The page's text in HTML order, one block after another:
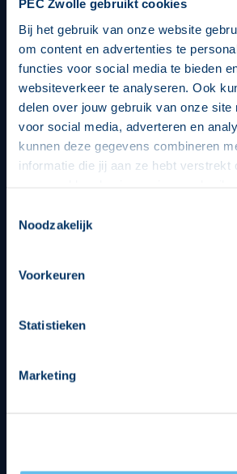
PEC Zwolle gebruikt cookies
Bij het gebruik van onze website
om content en advertenties te
functies voor social media te bieden
websiteverkeer te analyseren. Ook
delen over jouw gebruik van onze site
voor social media, adverteren en
kunnen deze gegevens combineren
informatie die jij aan ze hebt verstrekt
op een veilige en integere wijze. Je
beheren op de privacy- en
Noodzakelijk
Voorkeuren
Statistieken
Marketing